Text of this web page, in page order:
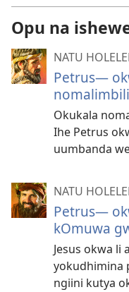
Opu na
NATU
Petrus​—
Okukala
Ihe Petrus
uumbanda
NATU
Petrus​—
kOmuwa
Jesus okwa
yokudhimina
ngiini kutya